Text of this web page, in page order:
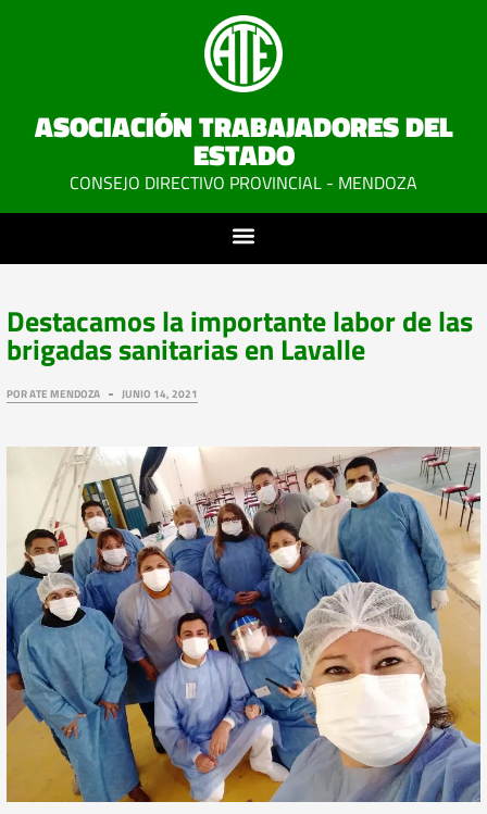
ASOCIACIÓN TRABAJADORES DEL
ESTADO
CONSEJO DIRECTIVO PROVINCIAL - MENDOZA
Destacamos la importante labor de las
brigadas sanitarias en Lavalle
PORATE MENDOZA JUNIO 14, 2021